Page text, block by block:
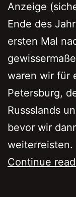
Anzeige
Ende des
ersten Mal
waren wir für
Petersburg,
Russslands
bevor wir
Continue